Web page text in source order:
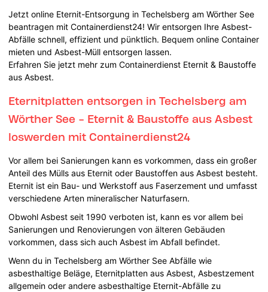
Jetzt online Eternit-Entsorgung in Techelsberg am Wörther See
beantragen mit Containerdienst24! Wir entsorgen Ihre Asbest-
Abfälle schnell, effizient und pünktlich. Bequem online Container
mieten und Asbest-Müll entsorgen lassen.
Erfahren Sie jetzt mehr zum Containerdienst Eternit & Baustoffe
aus Asbest.
Eternitplatten entsorgen in Techelsberg am
Wörther See - Eternit & Baustoffe aus Asbest
loswerden mit Containerdienst24
Vor allem bei Sanierungen kann es vorkommen, dass ein großer
Anteil des Mülls aus Eternit oder Baustoffen aus Asbest besteht.
Eternit ist ein Bau- und Werkstoff aus Faserzement und umfasst
verschiedene Arten mineralischer Naturfasern.
Obwohl Asbest seit 1990 verboten ist, kann es vor allem bei
Sanierungen und Renovierungen von älteren Gebäuden
vorkommen, dass sich auch Asbest im Abfall befindet.
Wenn du in Techelsberg am Wörther See Abfälle wie
asbesthaltige Beläge, Eternitplatten aus Asbest, Asbestzement
allgemein oder andere asbesthaltige Eternit-Abfälle zu